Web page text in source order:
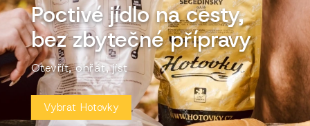
Poctivé jídlo na cesty,
bez zbytečné přípravy
Otevřít, ohřát, jíst
Vybrat Hotovky